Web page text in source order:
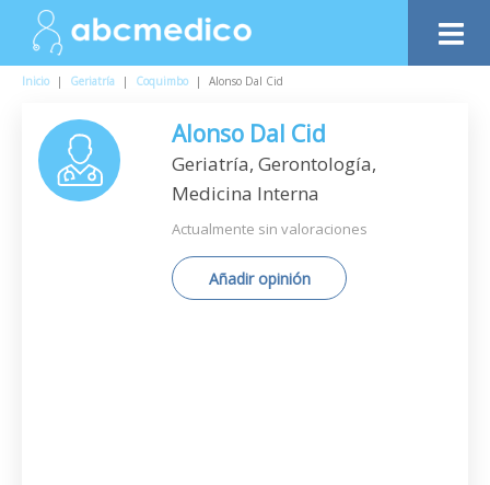
Inicio | Geriatría | Coquimbo | Alonso Dal Cid
Alonso Dal Cid
Geriatría, Gerontología,
Medicina Interna
Actualmente sin valoraciones
Añadir opinión